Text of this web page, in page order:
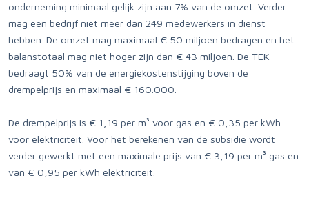
onderneming minimaal gelijk zijn aan 7% van de omzet. Verder
mag een bedrijf niet meer dan 249 medewerkers in dienst
hebben. De omzet mag maximaal € 50 miljoen bedragen en het
balanstotaal mag niet hoger zijn dan € 43 miljoen. De TEK
bedraagt 50% van de energiekostenstijging boven de
drempelprijs en maximaal € 160.000.
De drempelprijs is € 1,19 per m³ voor gas en € 0,35 per kWh
voor elektriciteit. Voor het berekenen van de subsidie wordt
verder gewerkt met een maximale prijs van € 3,19 per m³ gas en
van € 0,95 per kWh elektriciteit.